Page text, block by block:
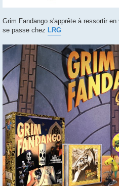
Grim Fandango s'apprête à ressortir
se passe chez LRG